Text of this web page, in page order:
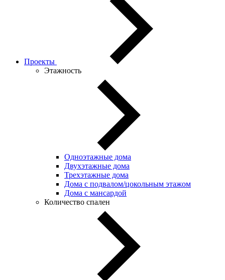
Проекты
Этажность
Одноэтажные дома
Двухэтажные дома
Трехэтажные дома
Дома с подвалом/цокольным этажом
Дома с мансардой
Количество спален